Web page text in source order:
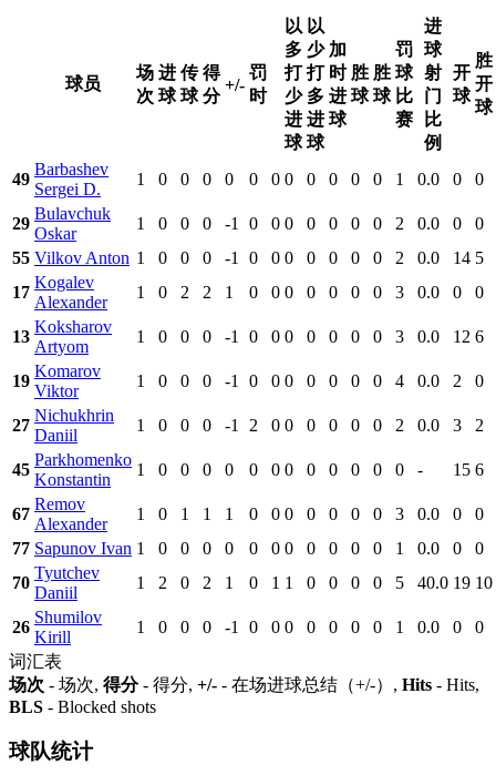
球员
场
次
进
球
传
球
得
分
+/-
罚
时
以
多
打
少
进
球
以
少
打
多
进
球
加
时
进
球
胜
球
胜
球
罚
球
比
赛
进
球
射
门
比
例
开
球
胜
开
球
49
Barbashev
Sergei D.
1 0 0 0 0 0 0 0 0 0 0 0 1 0.0 0 0
29
Bulavchuk
Oskar
1 0 0 0 -1 0 0 0 0 0 0 0 2 0.0 0
0
55 Vilkov Anton 1 0 0 0 -1 0 0 0 0 0 0 0 2 0.0 14 5
17
Kogalev
Alexander
1 0 2 2 1 0 0 0 0 0 0 0 3 0.0 0 0
13
Koksharov
Artyom
1 0 0 0 -1 0 0 0 0 0 0 0 3 0.0 12 6
19
Komarov
Viktor
1 0 0 0 -1 0 0 0 0 0 0 0 4 0.0 2 0
27
Nichukhrin
Daniil
1 0 0 0 -1 2 0 0 0 0 0 0 2 0.0 3 2
45
Parkhomenko
Konstantin
1 0 0 0 0 0 0 0 0 0 0 0 0 - 15 6
67
Remov
Alexander
1 0 1 1 1 0 0 0 0 0 0 0 3 0.0 0
0
77 Sapunov Ivan 1 0 0 0 0 0 0 0 0 0 0 0 1 0.0 0
0
70
Tyutchev
Daniil
1 2 0 2 1 0 1 1 0 0 0 0 5 40.0 19 10
26
Shumilov
Kirill
1 0 0 0 -1 0 0 0 0 0 0 0 1 0.0 0
0
词汇表
场次 - 场次, 得分- 得分, +/- - 在场进球总结（+/-）, Hits - Hits,
BLS - Blocked shots
球队统计